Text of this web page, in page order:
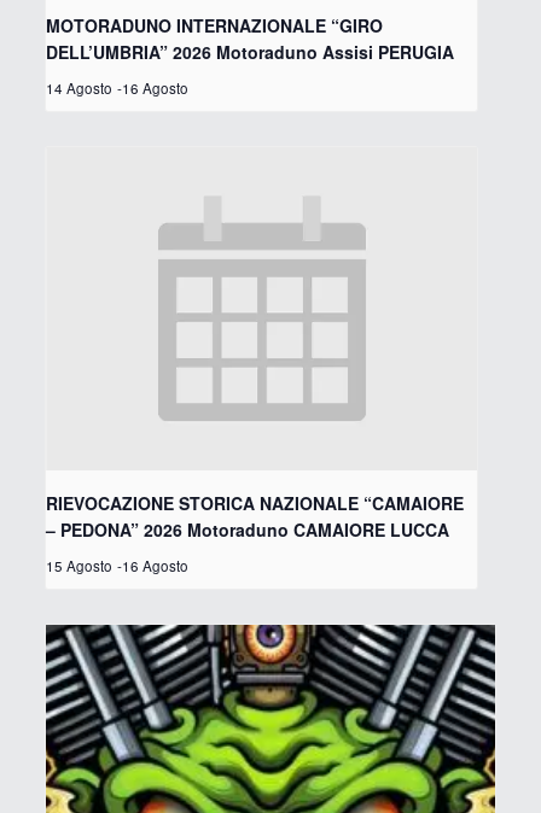
MOTORADUNO INTERNAZIONALE “GIRO
DELL’UMBRIA” 2026 Motoraduno Assisi PERUGIA
14 Agosto -16 Agosto
RIEVOCAZIONE STORICA NAZIONALE “CAMAIORE
– PEDONA” 2026 Motoraduno CAMAIORE LUCCA
15 Agosto -16 Agosto